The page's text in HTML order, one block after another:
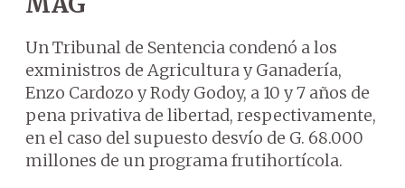
Un Tribunal de Sentencia condenó a los
exministros de Agricultura y Ganadería,
Enzo Cardozo y Rody Godoy, a 10 y 7 años de
pena privativa de libertad, respectivamente,
en el caso del supuesto desvío de G. 68.000
millones de un programa frutihortícola.